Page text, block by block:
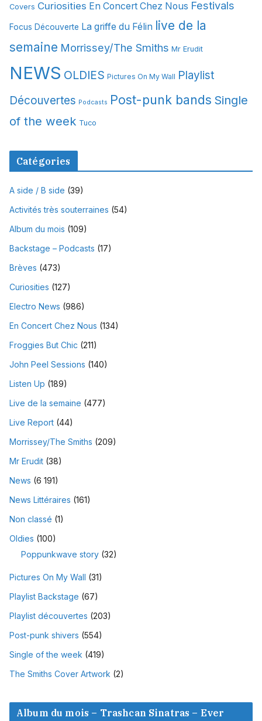
e
Covers Curiosities En Concert Chez Nous Festivals
Focus Découverte La griffe du Félin live de la
semaine Morrissey/The Smiths Mr Erudit
NEWS OLDIES Pictures On My Wall Playlist
Découvertes Podcasts Post-punk bands Single
of the week Tuco
Catégories
A side / B side (39)
Activités très souterraines (54)
Album du mois (109)
Backstage – Podcasts (17)
Brèves (473)
Curiosities (127)
Electro News (986)
En Concert Chez Nous (134)
Froggies But Chic (211)
John Peel Sessions (140)
Listen Up (189)
Live de la semaine (477)
Live Report (44)
Morrissey/The Smiths (209)
Mr Erudit (38)
News (6 191)
News Littéraires (161)
Non classé (1)
Oldies (100)
Poppunkwave story (32)
Pictures On My Wall (31)
Playlist Backstage (67)
Playlist découvertes (203)
Post-punk shivers (554)
Single of the week (419)
The Smiths Cover Artwork (2)
Album du mois – Trashcan Sinatras – Ever